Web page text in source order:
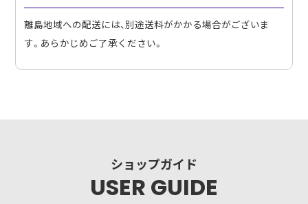
離島地域への配送には、別途送料がかかる場合がございま
す。あらかじめご了承ください。
ショップガイド
USER GUIDE